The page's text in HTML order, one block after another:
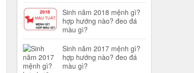
Sinh năm 2018 mệnh gì?
hợp hướng nào? đeo đá
màu gì?
Sinh năm 2017 mệnh gì?
hợp hướng nào? đeo đá
màu gì?